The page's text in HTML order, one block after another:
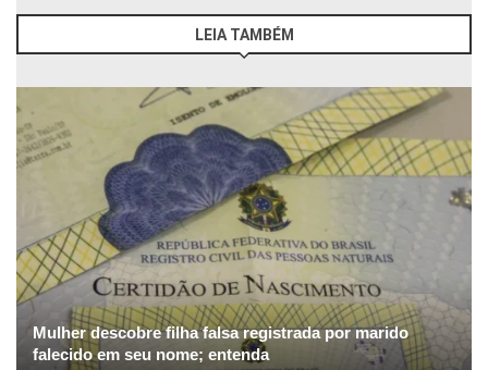
LEIA TAMBÉM
Mulher descobre filha falsa registrada por marido
falecido em seu nome; entenda